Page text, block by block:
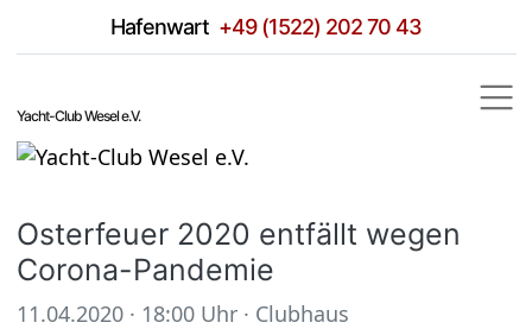
Hafen­wart +49 (1522) 202 70 43
Yacht-Club Wesel e.V.
Oster­feuer 2020 ent­fällt wegen
Corona-Pan­de­mie
11.04.2020 · 18:00 Uhr · Club­haus